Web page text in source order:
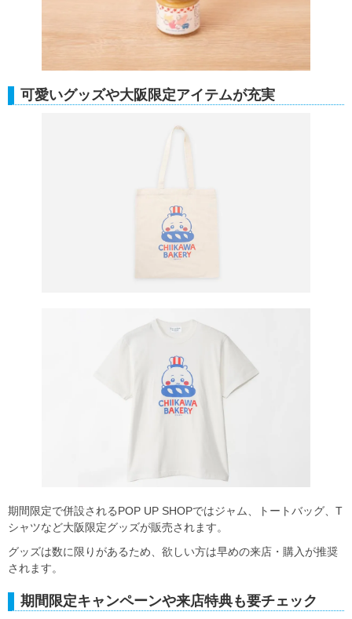
可愛いグッズや大阪限定アイテムが充実
期間限定で併設されるPOP UP SHOPではジャム、トートバッグ、T
シャツなど大阪限定グッズが販売されます。
グッズは数に限りがあるため、欲しい方は早めの来店・購入が推奨
されます。
期間限定キャンペーンや来店特典も要チェック